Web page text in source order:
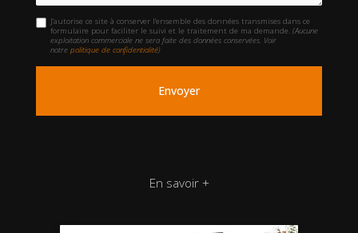
J'autorise ce site à conserver l'ensemble des données transmises dans ce
formulaire pour faciliter le suivi et le traitement de ma demande.(Aucune
exploitation commerciale ne sera faite des données conservées. Voir
notrepolitique de confidentialité)
En savoir +